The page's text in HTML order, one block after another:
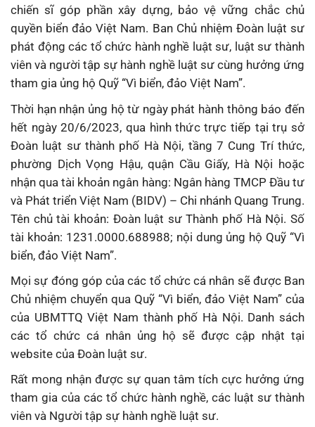
chiến sĩ góp phần xây dựng, bảo vệ vững chắc chủ
quyền biển đảo Việt Nam. Ban Chủ nhiệm Đoàn luật sư
phát động các tổ chức hành nghề luật sư, luật sư thành
viên và người tập sự hành nghề luật sư cùng hưởng ứng
tham gia ủng hộ Quỹ “Vì biển, đảo Việt Nam”.
Thời hạn nhận ủng hộ từ ngày phát hành thông báo đến
hết ngày 20/6/2023, qua hình thức trực tiếp tại trụ sở
Đoàn luật sư thành phố Hà Nội, tầng 7 Cung Trí thức,
phường Dịch Vọng Hậu, quận Cầu Giấy, Hà Nội hoặc
nhận qua tài khoản ngân hàng: Ngân hàng TMCP Đầu tư
và Phát triển Việt Nam (BIDV) – Chi nhánh Quang Trung.
Tên chủ tài khoản: Đoàn luật sư Thành phố Hà Nội. Số
tài khoản: 1231.0000.688988; nội dung ủng hộ Quỹ “Vì
biển, đảo Việt Nam”.
Mọi sự đóng góp của các tổ chức cá nhân sẽ được Ban
Chủ nhiệm chuyển qua Quỹ “Vì biển, đảo Việt Nam” của
của UBMTTQ Việt Nam thành phố Hà Nội. Danh sách
các tổ chức cá nhân ủng hộ sẽ được cập nhật tại
website của Đoàn luật sư.
Rất mong nhận được sự quan tâm tích cực hưởng ứng
tham gia của các tổ chức hành nghề, các luật sư thành
viên và Người tập sự hành nghề luật sư.